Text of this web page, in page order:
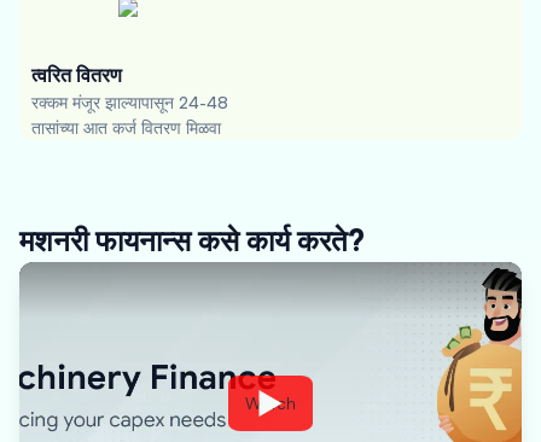
त्वरित वितरण
रक्कम मंजूर झाल्यापासून 24-48
तासांच्या आत कर्ज वितरण मिळवा
मशनरी फायनान्स कसे कार्य करते?
Watch